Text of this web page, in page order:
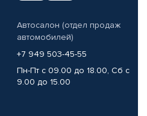
Автосалон (отдел продаж
автомобилей)
+7 949 503-45-55
Пн-Пт с 09.00 до 18.00, Сб с
9.00 до 15.00